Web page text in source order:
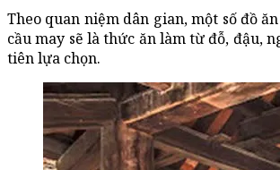
Theo quan niệm dân gian, một số đồ
cầu may sẽ là thức ăn làm từ đỗ, đậu,
tiên lựa chọn.